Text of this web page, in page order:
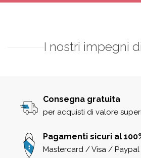
I nostri impegni
Consegna gratuita
per acquisti di valore
Pagamenti sicuri al
Mastercard / Visa / Paypal